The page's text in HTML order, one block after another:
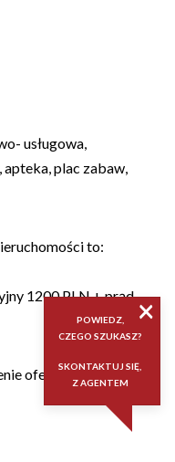
usługowa,
plac zabaw,
to:
1200 PLN + prąd,
oferty Klaudia Gęśla
×
POWIEDZ,
CZEGO SZUKASZ?
SKONTAKTUJ SIĘ,
Z AGENTEM